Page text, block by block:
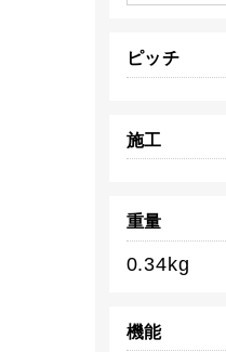
ピッチ
施工
重量
0.34kg
機能